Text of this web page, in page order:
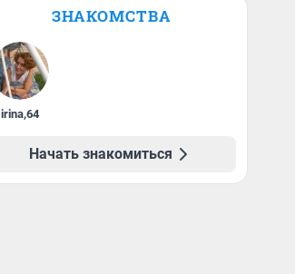
ЗНАКОМСТВА
irina,64
Начать знакомиться